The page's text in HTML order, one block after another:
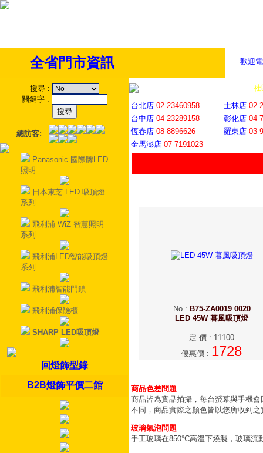
歡迎
全省門市資訊
搜尋 :
關鍵字 :
總訪客:
Panasonic 國際牌LED
照明
日本東芝 LED 吸頂燈
系列
飛利浦 WiZ 智慧照明
系列
飛利浦LED智能吸頂燈
系列
飛利浦智能門鎖
飛利浦保險櫃
SHARP LED吸頂燈
回燈飾型錄
B2B燈飾平價二館
社
台北店 02-23460958 士林店 02-
台中店 04-23289158 彰化店 04-
恆春店 08-8896626 羅東店 03-
金馬澎店 07-7191023
No: B75-ZA0019 0020
LED 45W 暮風吸頂燈
定 價 : 11100
優惠價 : 1728
商品色差問題
商品皆為實品拍攝，每台螢幕與手機
不同，商品實際之顏色皆以您所收到之
玻璃氣泡問題
手工玻璃在850°C高溫下燒製，玻璃